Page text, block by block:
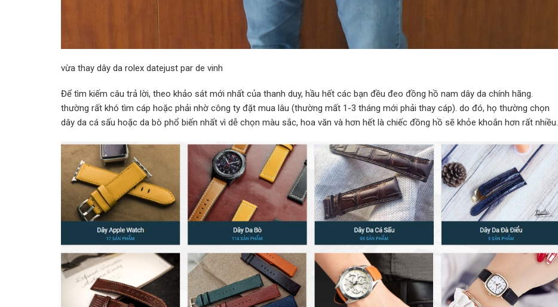
vừa thay dây da rolex datejust par de vinh
Để tìm kiếm câu trả lời, theo khảo sát mới nhất của thanh duy, hầu hết các bạn đều đeo đồng hồ nam dây da chính hãng.
thường rất khó tìm cáp hoặc phải nhờ công ty đặt mua lâu (thường mất 1-3 tháng mới phải thay cáp). do đó, họ thường chọn
dây da cá sấu hoặc da bò phổ biến nhất vì dễ chọn màu sắc, hoa văn và hơn hết là chiếc đồng hồ sẽ khỏe khoắn hơn rất nhiều.